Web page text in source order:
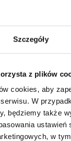
Szczegóły
z plików
cookies, aby
W
będziemy także
ustawień
w